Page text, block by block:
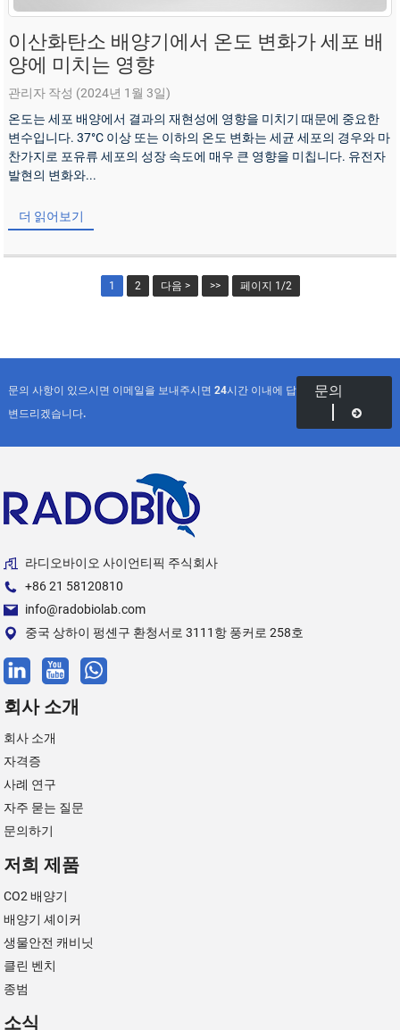
이산화탄소 배양기에서 온도 변화가 세포 배
양에 미치는 영향
관리자 작성 (2024년 1월 3일)
온도는 세포 배양에서 결과의 재현성에 영향을 미치기 때문에 중요한
변수입니다. 37°C 이상 또는 이하의 온도 변화는 세균 세포의 경우와 마
찬가지로 포유류 세포의 성장 속도에 매우 큰 영향을 미칩니다. 유전자
발현의 변화와...
더 읽어보기
1 2 다음 > >> 페이지 1/2
문의 사항이 있으시면 이메일을 보내주시면 24시간 이내에 답
변드리겠습니다.
문의
라디오바이오 사이언티픽 주식회사
+86 21 58120810
info@radobiolab.com
중국 상하이 펑셴구 환청서로 3111항 풍커로 258호
회사 소개
회사 소개
자격증
사례 연구
자주 묻는 질문
문의하기
저희 제품
CO2 배양기
배양기 셰이커
생물안전 캐비닛
클린 벤치
종범
소식